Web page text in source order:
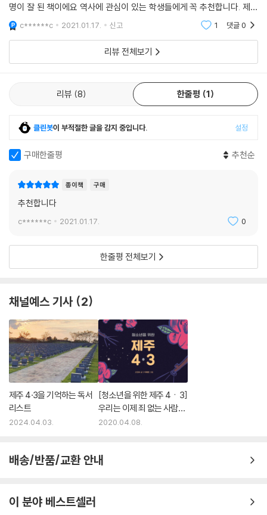
명이 잘 된 책이에요 역사에 관심이 있는 학생들에게 꼭 추천합니다. 제주
에 가서 여행도 좋지만 제주라는 섬이 이러한 아픈 역사가 있다는것도 알
려주면 좋을것 같아
c******c 2021.01.17. 신고 1 댓글0
리뷰 전체보기
리뷰 8 한줄평 1
클린봇이 부적절한 글을 감지 중입니다. 설정
구매한줄평 추천순
종이책 구매
추천합니다
c******c 2021.01.17. 0
한줄평 전체보기
채널예스 기사 2
제주 4·3을 기억하는 독서
리스트
2024.04.03.
[청소년을 위한 제주 4ㆍ3]
우리는 이제 죄 없는 사람이
다
2020.04.08.
배송/반품/교환 안내
이 분야 베스트셀러